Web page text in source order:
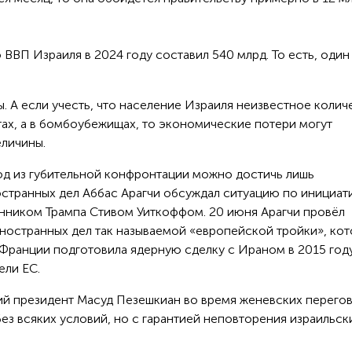
Израиля в 2024 году составил 540 млрд. То есть,
если учесть, что население Израиля неизвестное
а в бомбоубежищах, то экономические потери могут
из губительной конфронтации можно достичь лишь
дел Аббас Арагчи обсуждал ситуацию по
Трампа Стивом Уиткоффом. 20 июня Арагчи провёл
дел так называемой «европейской тройки»,
подготовила ядерную сделку с Ираном в 2015
ЕС.
президент Масуд Пезешкиан во время женевских
всяких условий, но с гарантией неповторения